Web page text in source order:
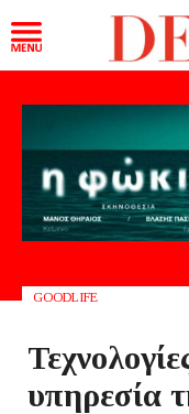
GOODLIFE
υπηρεσία